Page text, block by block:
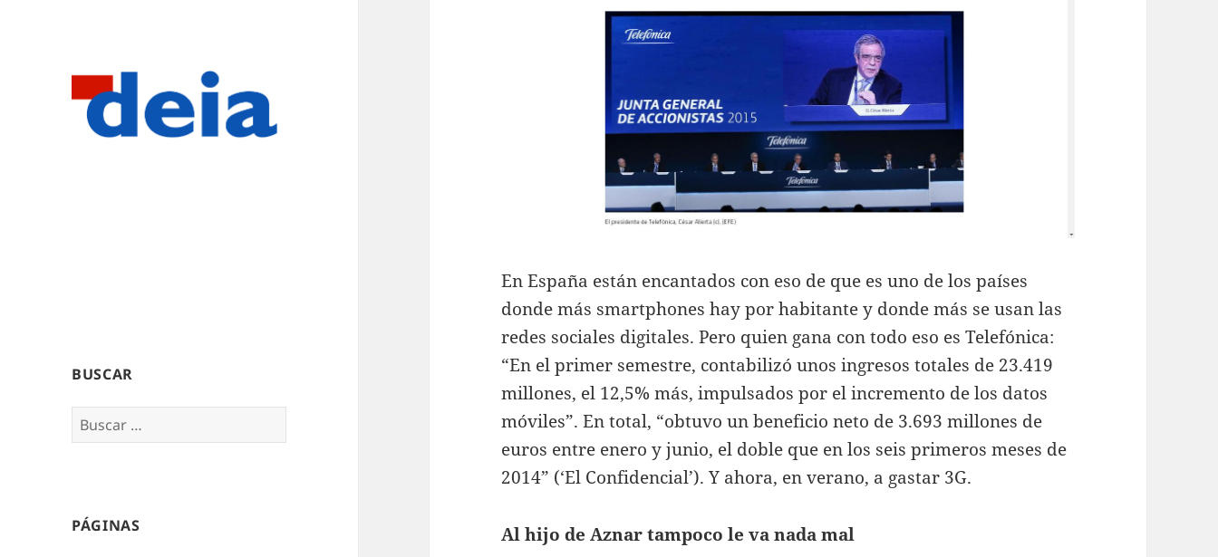
BUSCAR
Buscar:
PÁGINAS
En España están encantados con eso de que es uno de los países
donde más smartphones hay por habitante y donde más se usan las
redes sociales digitales. Pero quien gana con todo eso es Telefónica:
“En el primer semestre, contabilizó unos ingresos totales de 23.419
millones, el 12,5% más, impulsados por el incremento de los datos
móviles”. En total, “obtuvo un beneficio neto de 3.693 millones de
euros entre enero y junio, el doble que en los seis primeros meses de
2014” (‘El Confidencial’). Y ahora, en verano, a gastar 3G.
Al hijo de Aznar tampoco le va nada mal